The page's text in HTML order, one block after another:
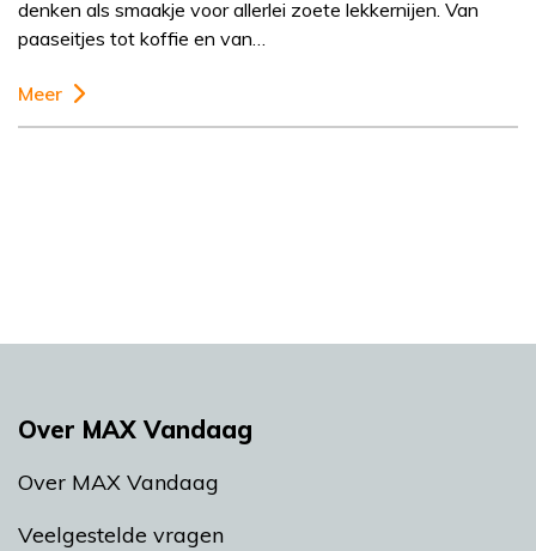
denken als smaakje voor allerlei zoete lekkernijen. Van
paaseitjes tot koffie en van…
Meer
Over MAX Vandaag
Over MAX Vandaag
Veelgestelde vragen